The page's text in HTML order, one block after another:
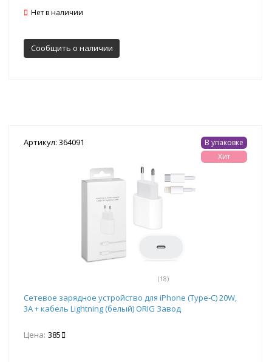
Нет в наличии
Сообщить о наличии
Артикул: 364091
(18)
В упаковке
Хит
Сетевое зарядное устройство для iPhone (Type-C) 20W,
3A + кабель Lightning (белый) ORIG Завод
Цена: 385